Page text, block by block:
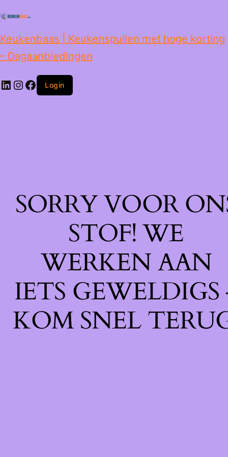
inhoud
Keukenbaas | Keukenspullen met hoge korting
– Dagaanbiedingen
Login
SORRY VOOR
STOF! WE
WERKEN AAN
IETS GEWELDIGS
KOM SNEL